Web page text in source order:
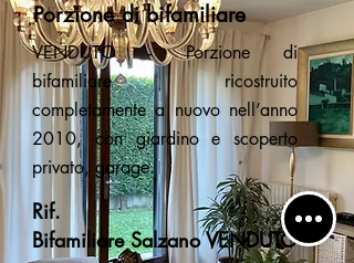
Porzione di bifamiliare
VENDUTO - Porzione di
bifamiliare ricostruito
completamente a nuovo nell’anno
2010, con giardino e scoperto
privato, garage.
Rif.
Bifamiliare Salzano VENDUTO